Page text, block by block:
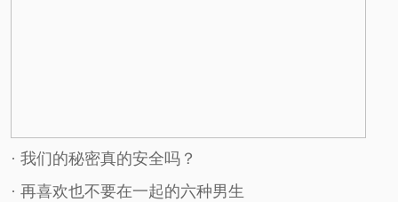
· 我们的秘密真的安全吗？
· 再喜欢也不要在一起的六种男生